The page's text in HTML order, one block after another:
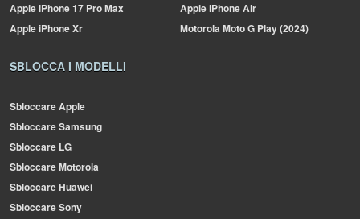
AppleiPhone 17 Pro Max AppleiPhone Air
AppleiPhone Xr MotorolaMoto G Play (2024)
SBLOCCA I MODELLI
Sbloccare Apple
Sbloccare Samsung
Sbloccare LG
Sbloccare Motorola
Sbloccare Huawei
Sbloccare Sony